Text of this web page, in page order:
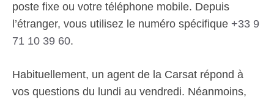
poste fixe ou votre téléphone mobile. Depuis
l’étranger, vous utilisez le numéro spécifique +33 9
71 10 39 60.
Habituellement, un agent de la Carsat répond à
vos questions du lundi au vendredi. Néanmoins,